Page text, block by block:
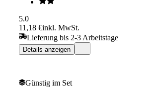
5.0
11,18 €inkl. MwSt.
Lieferung bis 2-3 Arbeitstage
Details anzeigen
Günstig im Set